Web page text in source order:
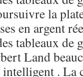
la
en argent
tableaux de
Land
. La